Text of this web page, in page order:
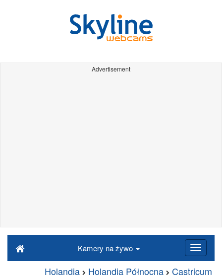
Advertisement
Kamery na żywo
Holandia Holandia Północna Castricum